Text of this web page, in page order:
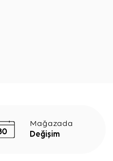
Mağazada
Değişim